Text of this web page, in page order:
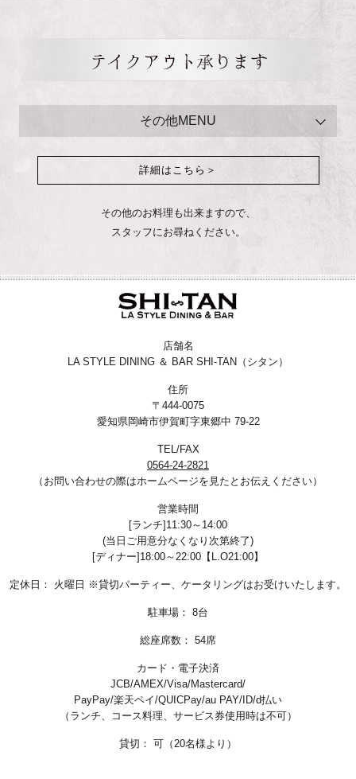
その他MENU
鶏のから揚げ
カニクリーム春巻き
牛ロースステーキ オリジナルA-1ソース
ロールすし盛り合わせ（5種類入り）
オードブル＆ロールすしハーフ盛り
チョコケーキ
ホール（18cm）
詳細はこちら＞
その他のお料理も出来ますので、
スタッフにお尋ねください。
店舗名
LA STYLE DINING ＆ BAR SHI-TAN（シタン）
住所
〒444-0075
愛知県岡崎市伊賀町字東郷中 79-22
TEL/FAX
0564-24-2821
（お問い合わせの際はホームページを見たとお伝えください）
営業時間
[ランチ]11:30～14:00
(当日ご用意分なくなり次第終了)
[ディナー]18:00～22:00【L.O21:00】
定休日： 火曜日 ※貸切パーティー、ケータリングはお受けいたします。
駐車場： 8台
総座席数： 54席
カード・電子決済
JCB/AMEX/Visa/Mastercard/
PayPay/楽天ペイ/QUICPay/au PAY/ID/d払い
（ランチ、コース料理、サービス券使用時は不可）
貸切： 可（20名様より）